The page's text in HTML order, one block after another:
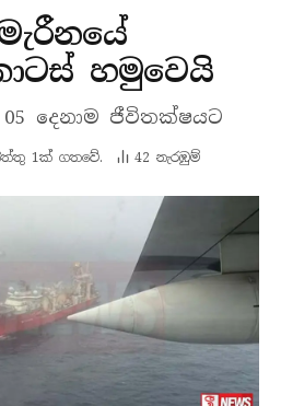
හමුවෙයි
දෙනාම ජීවිතක්ෂයට
1ක් ගතවේ. 42 නැරඹු​ම්